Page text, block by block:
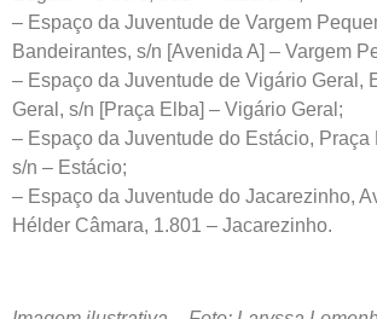
– Espaço da Juventude de Vargem
Bandeirantes, s/n [Avenida A] – Vargem
– Espaço da Juventude de Vigário Geral,
Geral, s/n [Praça Elba] – Vigário Geral;
– Espaço da Juventude do Estácio, Praça
s/n – Estácio;
– Espaço da Juventude do Jacarezinho,
Hélder Câmara, 1.801 – Jacarezinho.